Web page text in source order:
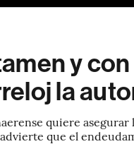
y
la
quiere
que el